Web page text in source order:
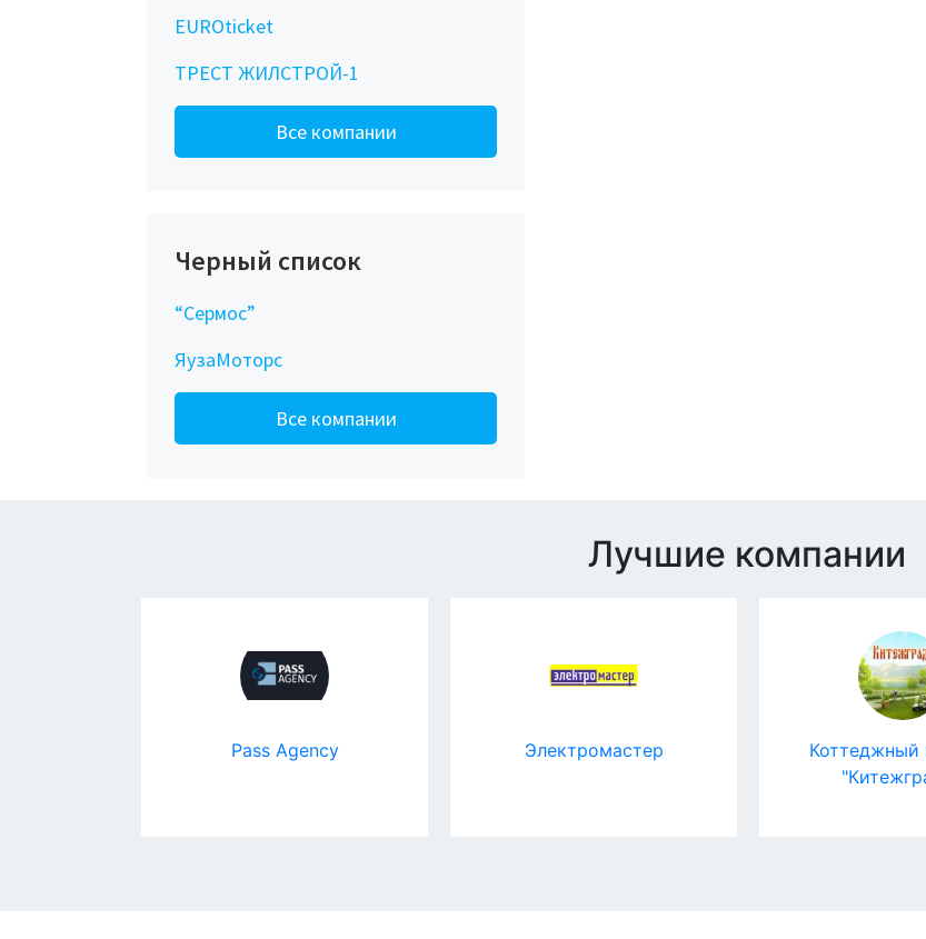
EUROticket
ТРЕСТ ЖИЛСТРОЙ-1
Все компании
Черный список
“Сермос”
ЯузаМоторс
Все компании
Лучшие компании
Коттеджный посёлок